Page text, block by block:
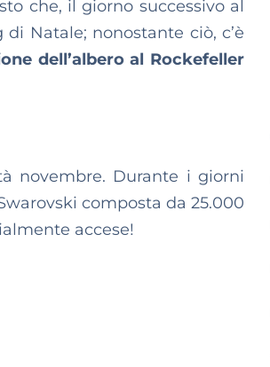
che, il giorno successivo al
Natale; nonostante ciò, c’è
dell’albero al Rockefeller
novembre. Durante i giorni
composta da 25.000
accese!